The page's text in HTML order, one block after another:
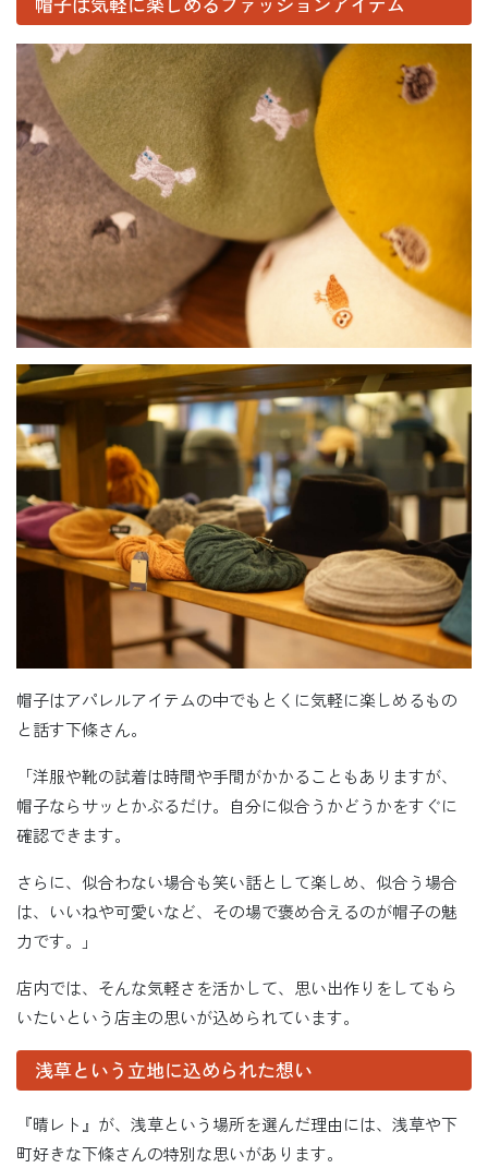
帽子はアパレルアイテムの中でもとくに気軽に楽しめるもの
と話す下條さん。
「洋服や靴の試着は時間や手間がかかることもありますが、
帽子ならサッとかぶるだけ。自分に似合うかどうかをすぐに
確認できます。
さらに、似合わない場合も笑い話として楽しめ、似合う場合
は、いいねや可愛いなど、その場で褒め合えるのが帽子の魅
力です。」
店内では、そんな気軽さを活かして、思い出作りをしてもら
いたいという店主の思いが込められています。
浅草という立地に込められた想い
『晴レト』が、浅草という場所を選んだ理由には、浅草や下
町好きな下條さんの特別な思いがあります。